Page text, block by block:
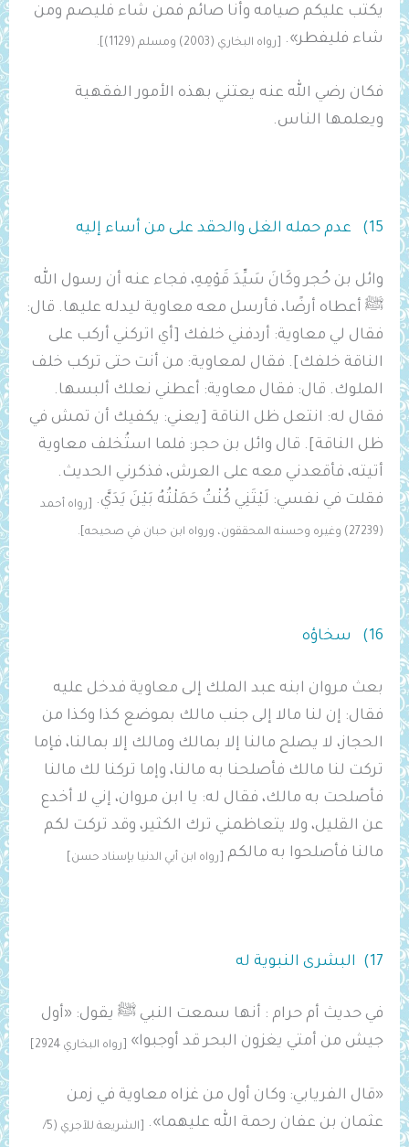
يكتب عليكم صيامه وأنا صائم فمن شاء فليصم ومن
شاء فليفطر». [رواه البخاري (2003) ومسلم (1129)].
فكان رضي الله عنه يعتني بهذه الأمور الفقهية
ويعلمها الناس.
15) عدم حمله الغل والحقد على من أساء إليه
وائل بن حُجر وكَانَ سَيِّدَ قَوْمِهِ، فجاء عنه أن رسول الله
ﷺ أعطاه أرضًا، فأرسل معه معاوية ليدله عليها. قال:
فقال لي معاوية: أردفني خلفك [أي اتركني أركب على
الناقة خلفك]. فقال لمعاوية: من أنت حتى تركب خلف
الملوك. قال: فقال معاوية: أعطني نعلك ألبسها.
فقال له: انتعل ظل الناقة [يعني: يكفيك أن تمش في
ظل الناقة]. قال وائل بن حجر: فلما استُخلف معاوية
أتيته، فأقعدني معه على العرش، فذكرني الحديث.
فقلت في نفسي: لَيْتَنِي كُنْتُ حَمَلْتُهُ بَيْنَ يَدَيَّ. [رواه أحمد
(27239) وغيره وحسنه المحققون، ورواه ابن حبان في صحيحه].
16) سخاؤه
بعث مروان ابنه عبد الملك إلى معاوية فدخل عليه
فقال: إن لنا مالا إلى جنب مالك بموضع كذا وكذا من
الحجاز، لا يصلح مالنا إلا بمالك ومالك إلا بمالنا، فإما
تركت لنا مالك فأصلحنا به مالنا، وإما تركنا لك مالنا
فأصلحت به مالك، فقال له: يا ابن مروان، إني لا أخدع
عن القليل، ولا يتعاظمني ترك الكثير، وقد تركت لكم
مالنا فأصلحوا به مالكم
[رواه ابن أبي الدنيا بإسناد حسن]
17) البشرى النبوية له
في حديث ‌أم حرام : أنها سمعت النبي ﷺ يقول: «‌أول
‌جيش من أمتي يغزون ‌البحر قد أوجبوا» [رواه البخاري 2924]
«قال الفريابي: وكان أول من غزاه ‌معاوية في زمن
عثمان بن عفان رحمة الله عليهما».
[الشريعة للآجري (5/